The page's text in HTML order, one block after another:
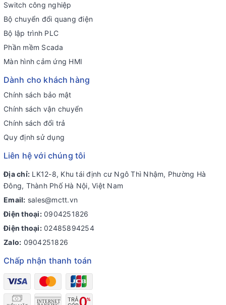
Switch công nghiệp
Bộ chuyển đổi quang điện
Bộ lập trình PLC
Phần mềm Scada
Màn hình cảm ứng HMI
Dành cho khách hàng
Chính sách bảo mật
Chính sách vận chuyển
Chính sách đổi trả
Quy định sử dụng
Liên hệ với chúng tôi
Địa chỉ: LK12-8, Khu tái định cư Ngô Thì Nhậm, Phường Hà
Đông, Thành Phố Hà Nội, Việt Nam
Email: sales@mctt.vn
Điện thoại: 0904251826
Điện thoại: 02485894254
Zalo: 0904251826
Chấp nhận thanh toán